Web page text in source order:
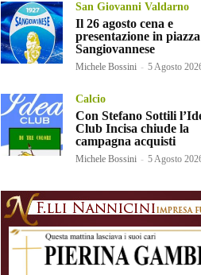
San Giovanni Valdarno
Il 26 agosto cena e
presentazione in
Sangiovannese
Michele Bossini - 5 Agosto
Calcio
Con Stefano Sottili
Club Incisa chiude la
campagna acquisti
Michele Bossini - 5 Agosto